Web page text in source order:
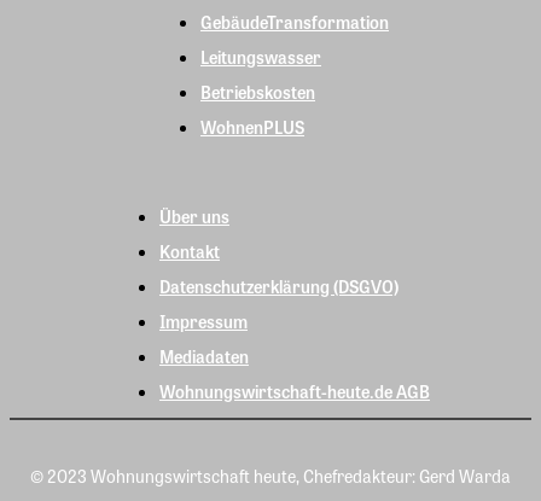
GebäudeTransformation
Leitungswasser
Betriebskosten
WohnenPLUS
Über uns
Kontakt
Datenschutzerklärung (DSGVO)
Impressum
Mediadaten
Wohnungswirtschaft-heute.de AGB
© 2023 Wohnungswirtschaft heute, Chefredakteur: Gerd Warda